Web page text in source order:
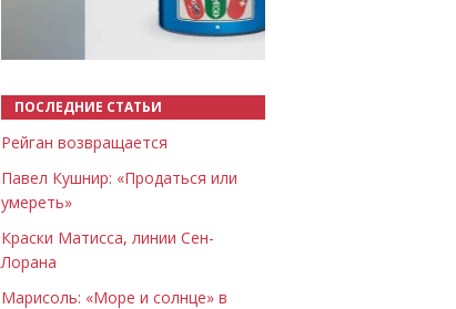
ПОСЛЕДНИЕ СТАТЬИ
Рейган возвращается
Павел Кушнир: «Продаться или
умереть»
Краски Матисса, линии Сен-
Лорана
Марисоль: «Море и солнце» в